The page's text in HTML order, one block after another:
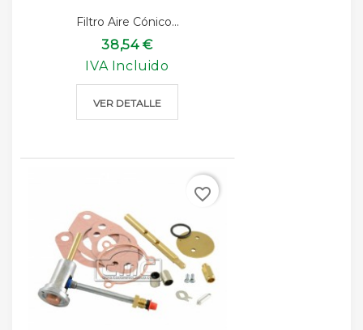
Filtro Aire Cónico...
38,54 €
IVA Incluido
VER DETALLE
favorite_border